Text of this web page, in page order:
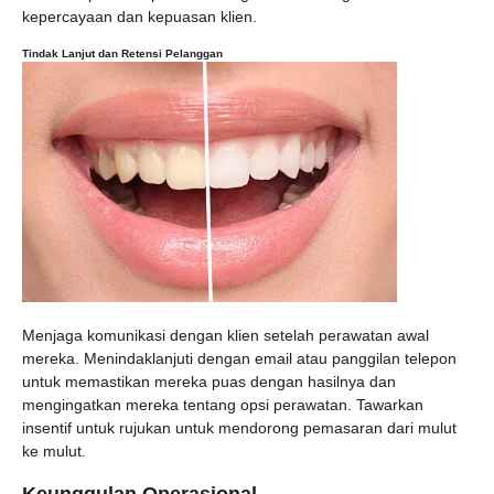
kepercayaan dan kepuasan klien.
Tindak Lanjut dan Retensi Pelanggan
Menjaga komunikasi dengan klien setelah perawatan awal
mereka. Menindaklanjuti dengan email atau panggilan telepon
untuk memastikan mereka puas dengan hasilnya dan
mengingatkan mereka tentang opsi perawatan. Tawarkan
insentif untuk rujukan untuk mendorong pemasaran dari mulut
ke mulut.